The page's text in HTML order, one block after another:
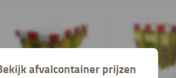
afvalcontainer prijzen